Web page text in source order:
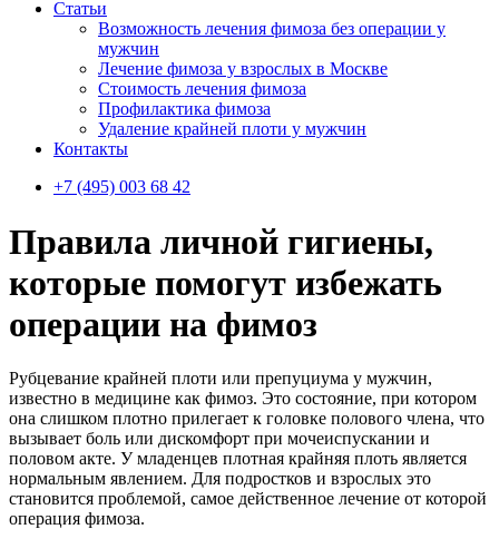
Статьи
Возможность лечения фимоза без операции у
мужчин
Лечение фимоза у взрослых в Москве
Стоимость лечения фимоза
Профилактика фимоза
Удаление крайней плоти у мужчин
Контакты
+7 (495) 003 68 42
Правила личной гигиены,
которые помогут избежать
операции на фимоз
Рубцевание крайней плоти или препуциума у мужчин,
известно в медицине как фимоз. Это состояние, при котором
она слишком плотно прилегает к головке полового члена, что
вызывает боль или дискомфорт при мочеиспускании и
половом акте. У младенцев плотная крайняя плоть является
нормальным явлением. Для подростков и взрослых это
становится проблемой, самое действенное лечение от которой
операция фимоза.